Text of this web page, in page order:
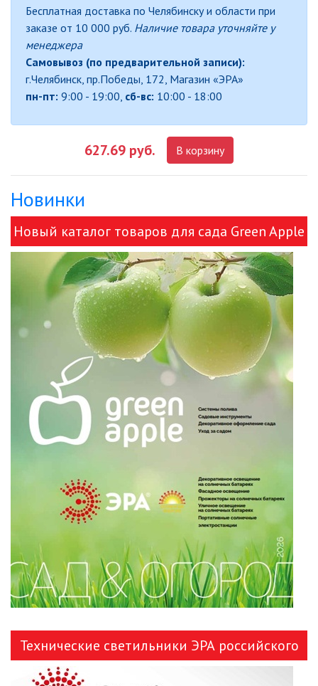
АКСЕССУАРЫ ДЛЯ
ЭЛЕКТРОМОНТАЖА
БАКТЕРИЦИДНЫЕ ЛАМПЫ
ДАТЧИКИ ДВИЖЕНИЯ И
ДЕКОРАТИВНАЯ ПОДСВЕТКА
ИЗОЛЯЦИОННАЯ ЛЕНТА
ИНФРАКРАСНЫЕ ЛАМПЫ
ИСТОЧНИКИ СВЕТА
КАБЕЛЕНЕСУЩИЕ СИСТЕМЫ
КЛЕЙКИЕ ЛЕНТЫ
ЛЕНТЫ СВЕТОДИОДНЫЕ (LED
ЛЕНТЫ)
ЛИНЕЙНЫЕ СВЕТОДИОДНЫЕ
СВЕТИЛЬНИКИ
ЛЮСТРЫ
МОДУЛЬНЫЕ СИСТЕМЫ
ОСВЕЩЕНИЯ (LED МОДУЛИ)
НАСТОЛЬНЫЕ СВЕТИЛЬНИКИ
Бесплатная доставка по Челябинску и области при
заказе от 10 000 руб. Наличие товара уточняйте у
менеджера
Самовывоз (по предварительной записи):
г.Челябинск, пр.Победы, 172, Магазин «ЭРА»
пн-пт: 9:00 - 19:00, сб-вс: 10:00 - 18:00
627.69 руб. В корзину
Новинки
Новый каталог товаров для сада Green Apple
и ЭРА!
Технические светильники ЭРА российского